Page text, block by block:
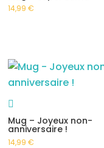
14,99€
Mug – Joyeux non-
anniversaire !
14,99€